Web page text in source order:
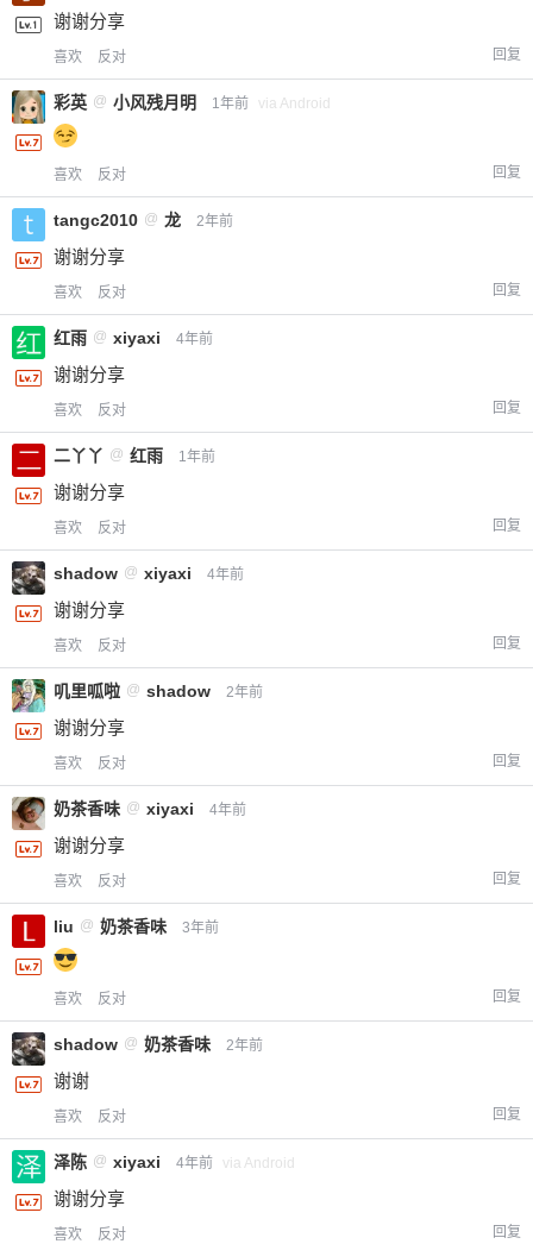
谢谢分享
喜欢 反对 回复
彩英 @ 小风残月明 1年前 via Android
喜欢 反对 回复
tangc2010 @ 龙 2年前
谢谢分享
喜欢 反对 回复
红雨 @ xiyaxi 4年前
谢谢分享
喜欢 反对 回复
二丫丫 @ 红雨 1年前
谢谢分享
喜欢 反对 回复
shadow @ xiyaxi 4年前
谢谢分享
喜欢 反对 回复
叽里呱啦 @ shadow 2年前
谢谢分享
喜欢 反对 回复
奶茶香味 @ xiyaxi 4年前
谢谢分享
喜欢 反对 回复
liu @ 奶茶香味 3年前
喜欢 反对 回复
shadow @ 奶茶香味 2年前
谢谢
喜欢 反对 回复
泽陈 @ xiyaxi 4年前 via Android
谢谢分享
喜欢 反对 回复